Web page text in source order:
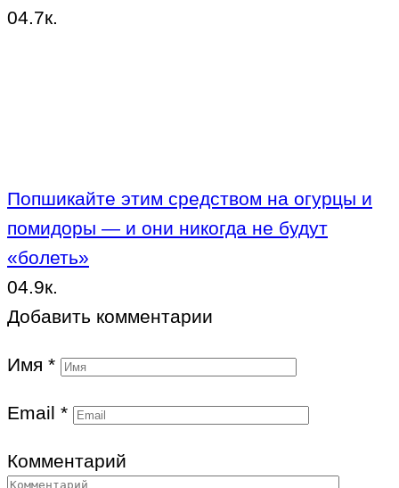
04.7к.
Попшикайте этим средством на огурцы и
помидоры — и они никогда не будут
«болеть»
04.9к.
Добавить комментарии
Имя *
Email *
Комментарий